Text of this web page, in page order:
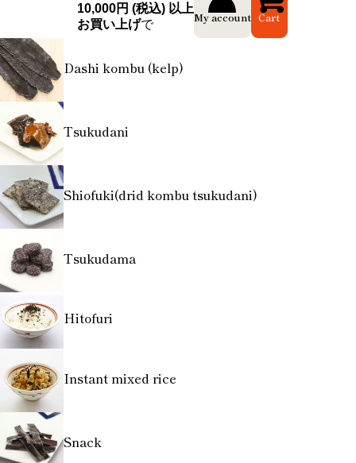
10,000円 (税込) 以上
お買い上げで
My account Cart
Dashi kombu (kelp)
Tsukudani
Shiofuki(drid kombu tsukudani)
Tsukudama
Hitofuri
Instant mixed rice
Snack